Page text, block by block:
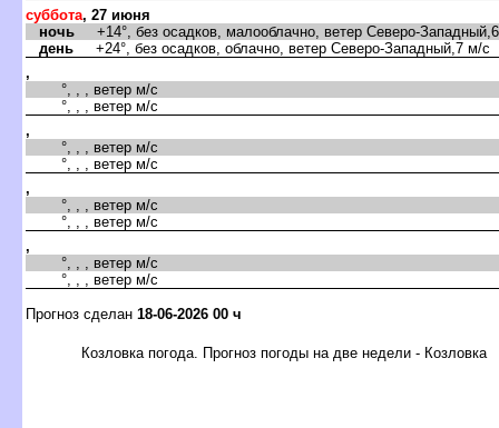
суббота, 27 июня
ночь +14°, без осадков, малооблачно, ветер Северо-
день +24°, без осадков, облачно, ветер Северо-Западный,7 м/с
,
°, , , ветер м/с
°, , , ветер м/с
,
°, , , ветер м/с
°, , , ветер м/с
,
°, , , ветер м/с
°, , , ветер м/с
,
°, , , ветер м/с
°, , , ветер м/с
Прогноз сделан 18-06-2026 00 ч
Козловка погода. Прогноз погоды на две недели - Козловка